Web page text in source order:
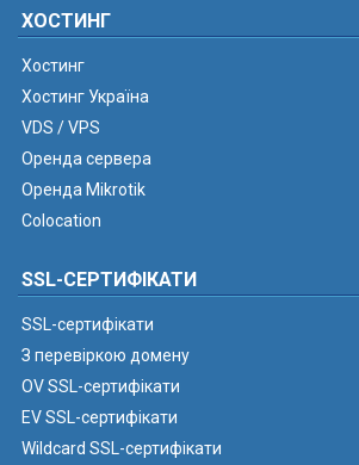
ХОСТИНГ
Хостинг
Хостинг Україна
VDS / VPS
Оренда сервера
Оренда Mikrotik
Colocation
SSL-СЕРТИФІКАТИ
SSL-сертифікати
З перевіркою домену
OV SSL-сертифікати
EV SSL-сертифікати
Wildcard SSL-сертифікати